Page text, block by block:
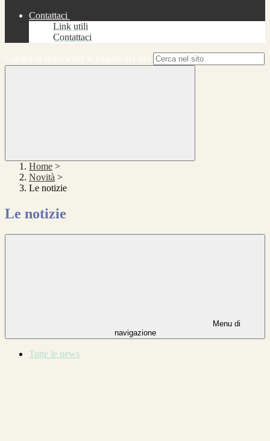
Contattaci
Link utili
Contattaci
Home >
Novità >
Le notizie
Le notizie
Menu di
navigazione
Tutte le news